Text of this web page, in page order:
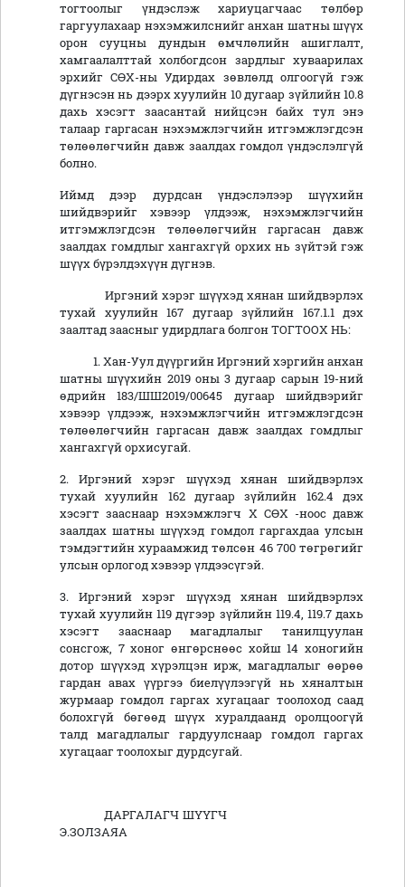
тогтоолыг үндэслэж хариуцагчаас төлбөр
гаргуулахаар нэхэмжилснийг анхан шатны шүүх
орон сууцны дундын өмчлөлийн ашиглалт,
хамгаалалттай холбогдсон зардлыг хуваарилах
эрхийг СӨХ-ны Удирдах зөвлөлд олгоогүй гэж
дүгнэсэн нь дээрх хуулийн 10 дугаар зүйлийн 10.8
дахь хэсэгт заасантай нийцсэн байх тул энэ
талаар гаргасан нэхэмжлэгчийн итгэмжлэгдсэн
төлөөлөгчийн давж заалдах гомдол үндэслэлгүй
болно.
Иймд дээр дурдсан үндэслэлээр шүүхийн
шийдвэрийг хэвээр үлдээж, нэхэмжлэгчийн
итгэмжлэгдсэн төлөөлөгчийн гаргасан давж
заалдах гомдлыг хангахгүй орхих нь зүйтэй гэж
шүүх бүрэлдэхүүн дүгнэв.
Иргэний хэрэг шүүхэд хянан шийдвэрлэх
тухай хуулийн 167 дугаар зүйлийн 167.1.1 дэх
заалтад заасныг удирдлага болгон ТОГТООХ НЬ:
1. Хан-Уул дүүргийн Иргэний хэргийн анхан
шатны шүүхийн 2019 оны 3 дугаар сарын 19-ний
өдрийн 183/ШШ2019/00645 дугаар шийдвэрийг
хэвээр үлдээж, нэхэмжлэгчийн итгэмжлэгдсэн
төлөөлөгчийн гаргасан давж заалдах гомдлыг
хангахгүй орхисугай.
2. Иргэний хэрэг шүүхэд хянан шийдвэрлэх
тухай хуулийн 162 дугаар зүйлийн 162.4 дэх
хэсэгт зааснаар нэхэмжлэгч Х СӨХ -ноос давж
заалдах шатны шүүхэд гомдол гаргахдаа улсын
тэмдэгтийн хураамжид төлсөн 46 700 төгрөгийг
улсын орлогод хэвээр үлдээсүгэй.
3. Иргэний хэрэг шүүхэд хянан шийдвэрлэх
тухай хуулийн 119 дүгээр зүйлийн 119.4, 119.7 дахь
хэсэгт зааснаар магадлалыг танилцуулан
сонсгож, 7 хоног өнгөрснөөс хойш 14 хоногийн
дотор шүүхэд хүрэлцэн ирж, магадлалыг өөрөө
гардан авах үүргээ биелүүлээгүй нь хяналтын
журмаар гомдол гаргах хугацааг тоолоход саад
болохгүй бөгөөд шүүх хуралдаанд оролцоогүй
талд магадлалыг гардуулснаар гомдол гаргах
хугацааг тоолохыг дурдсугай.
ДАРГАЛАГЧ ШҮҮГЧ
Э.ЗОЛЗАЯА